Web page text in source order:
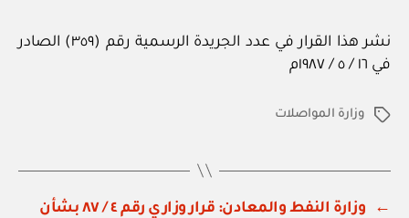
نشر هذا القرار في عدد الجريدة الرسمية رقم (٣٥٩) الصادر
في ١٦ / ٥ / ١٩٨٧م
الوسوموزارة المواصلات
←
وزارة النفط والمعادن: قرار وزاري رقم ٤ / ٨٧ بشأن